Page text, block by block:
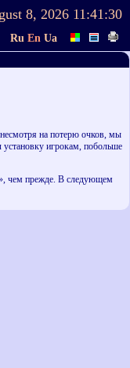
8, 2026 11:41:30
Ru En Ua
на потерю очков, мы
игрокам, побольше
чем прежде. В следующем